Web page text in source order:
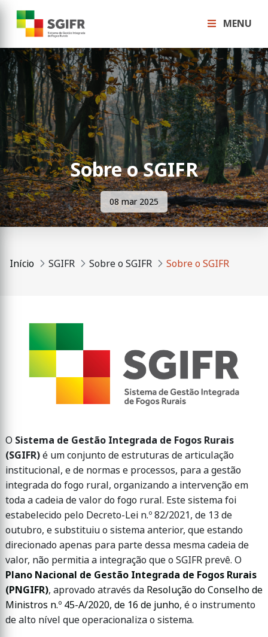
MENU
Sobre o SGIFR
08 mar 2025
Início SGIFR Sobre o SGIFR Sobre o SGIFR
​​​​​​O Sistema de Gestão Integrada de Fogos Rurais
(SGIFR)é um conjunto de estruturas de articulação
institucional, e de normas e processos, para a gestão
integrada do fogo rural, organizando a intervenção em
toda a cadeia de valor do fogo rural. Este sistema foi
estabelecido pelo Decreto-Lei n.º 82/2021, de 13 de
outubro, e substituiu o sistema anterior, que estando
direcionado apenas para parte dessa mesma cadeia de
valor, não permitia a integração que o SGIFR prevê. O
Plano Nacional de Gestão Integrada de Fogos Rurais
(PNGIFR), aprovado através da Resolução do Conselho de
Ministros n.º 45-A/2020, de 16 de junho, é o instrumento
de alto nível que operacionaliza o sistema.